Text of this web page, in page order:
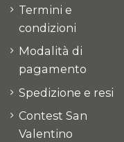
Termini e
condizioni
Modalità di
pagamento
Spedizione e resi
Contest San
Valentino